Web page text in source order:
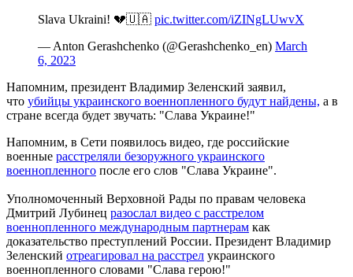
Slava Ukraini! 💔🇺🇦 pic.twitter.com/iZINgLUwvX
— Anton Gerashchenko (@Gerashchenko_en) March
6, 2023
Напомним, президент Владимир Зеленский заявил,
что убийцы украинского военнопленного будут найдены, а в
стране всегда будет звучать: "Слава Украине!"
Напомним, в Сети появилось видео, где российские
военные расстреляли безоружного украинского
военнопленного после его слов "Слава Украине".
Уполномоченный Верховной Рады по правам человека
Дмитрий Лубинец разослал видео с расстрелом
военнопленного международным партнерам как
доказательство преступлений России. Президент Владимир
Зеленский отреагировал на расстрел украинского
военнопленного словами "Слава герою!"